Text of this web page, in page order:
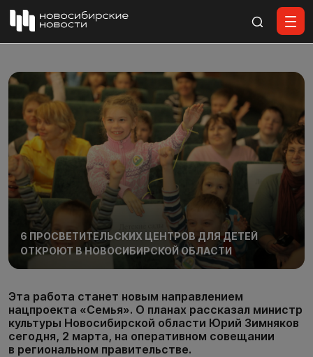
6 ПРОСВЕТИТЕЛЬСКИХ ЦЕНТРОВ ДЛЯ ДЕТЕЙ
ОТКРОЮТ В НОВОСИБИРСКОЙ ОБЛАСТИ
Эта работа станет новым направлением
нацпроекта «Семья». О планах рассказал министр
культуры Новосибирской области Юрий Зимняков
сегодня, 2 марта, на оперативном совещании
в региональном правительстве.